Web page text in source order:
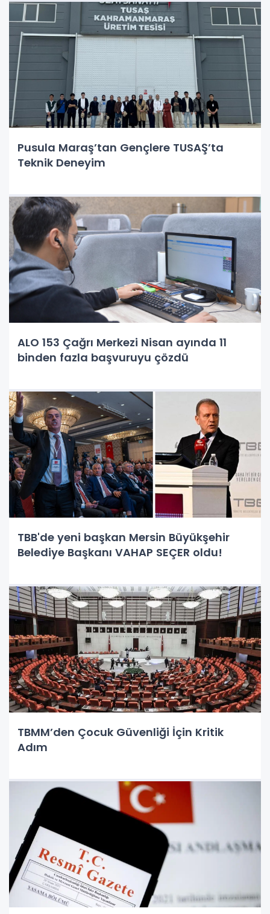
Pusula Maraş’tan Gençlere TUSAŞ’ta
Teknik Deneyim
ALO 153 Çağrı Merkezi Nisan ayında 11
binden fazla başvuruyu çözdü
TBB'de yeni başkan Mersin Büyükşehir
Belediye Başkanı VAHAP SEÇER oldu!
TBMM’den Çocuk Güvenliği İçin Kritik
Adım